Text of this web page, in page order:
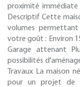
proximité
Descriptif Cette
volumes
votre goût : Environ
Garage attenant
possibilités
Travaux La maison
pour un projet de